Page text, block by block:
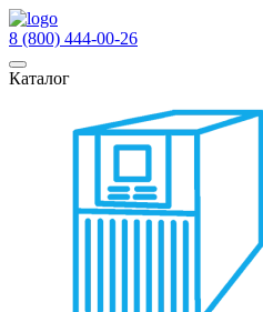
8 (800) 444-00-26
Каталог